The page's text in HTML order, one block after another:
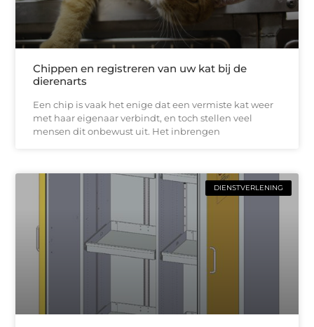
Chippen en registreren van uw kat bij de
dierenarts
Een chip is vaak het enige dat een vermiste kat weer
met haar eigenaar verbindt, en toch stellen veel
mensen dit onbewust uit. Het inbrengen
DIENSTVERLENING